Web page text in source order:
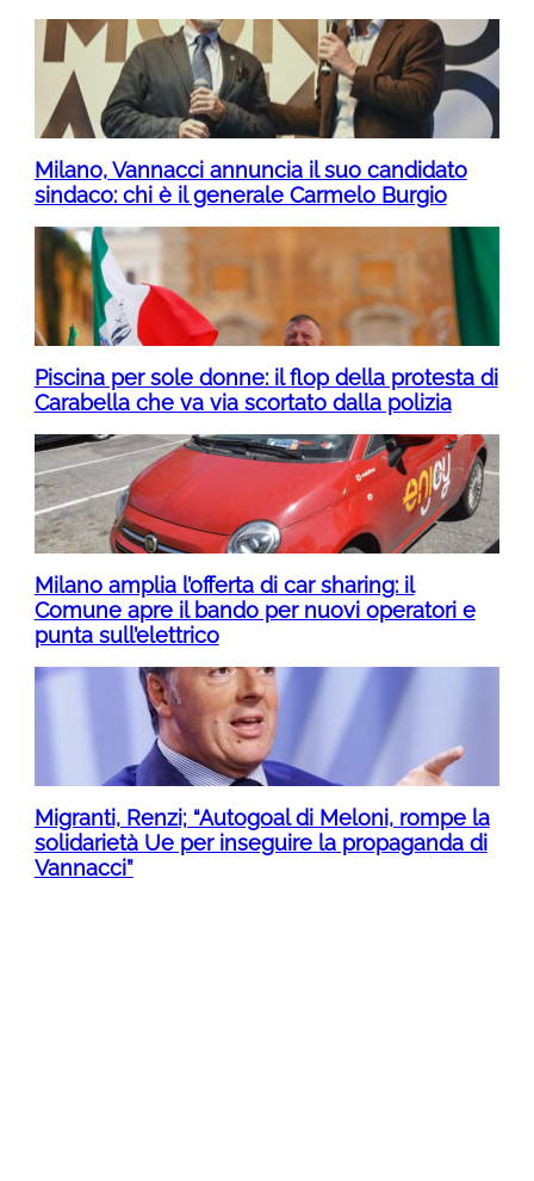
Milano, Vannacci annuncia il suo candidato
sindaco: chi è il generale Carmelo Burgio
Piscina per sole donne: il flop della protesta di
Carabella che va via scortato dalla polizia
Milano amplia l’offerta di car sharing: il
Comune apre il bando per nuovi operatori e
punta sull’elettrico
Migranti, Renzi; “Autogoal di Meloni, rompe la
solidarietà Ue per inseguire la propaganda di
Vannacci”